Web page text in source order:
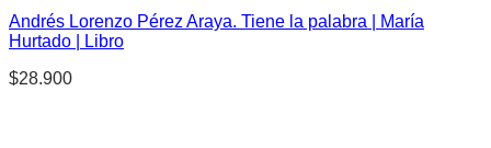
Andrés Lorenzo Pérez Araya. Tiene la palabra | María
Hurtado | Libro
$28.900